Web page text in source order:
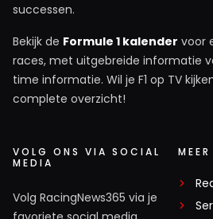
TheRocketman
7 juli 17:02
Dat is idd een goeie 🤔
gestemd, een goede zaak
ik mag hopen dat ze met
dan! En trouwens, wie gaat
successen.
Bekijk de Formule 1 kalender voor
races, met uitgebreide informatie
time informatie. Wil je F1 op TV
complete overzicht!
VOLG ONS VIA SOCIAL
MEDIA
Volg RacingNews365 via je